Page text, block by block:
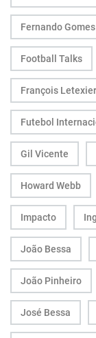
Fernando Gomes
Football Talks
François Letexier
Futebol
Gil Vicente
Howard Webb
Impacto
João Bessa
João Pinheiro
José Bessa